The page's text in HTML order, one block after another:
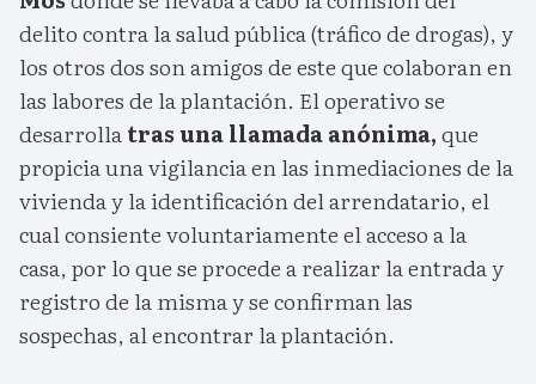
delito contra la salud pública (tráfico de drogas), y
los otros dos son amigos de este que colaboran en
las labores de la plantación. El operativo se
desarrollatras una llamada anónima,que
propicia una vigilancia en las inmediaciones de la
vivienda y la identificación del arrendatario, el
cual consiente voluntariamente el acceso a la
casa, por lo que se procede a realizar la entrada y
registro de la misma y se confirman las
sospechas, al encontrar la plantación.